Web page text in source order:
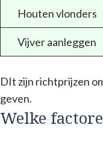
Houten vlonders
Vijver aanleggen
DIt zijn richtprijzen
geven.
Welke